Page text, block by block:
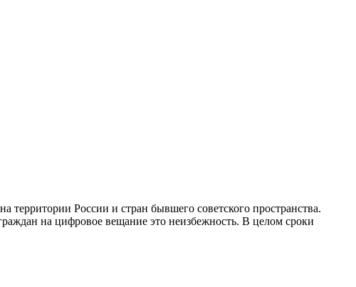
России и стран бывшего советского пространства.
на цифровое вещание это неизбежность. В целом сроки